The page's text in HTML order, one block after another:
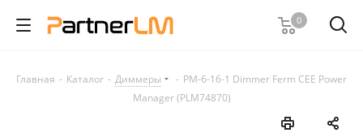
0
Главная - Каталог - Диммеры - PM-6-16-1 Dimmer Ferm CEE Power
Manager (PLM74870)